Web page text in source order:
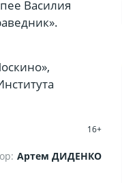
Василия
16+
Артем ДИДЕНКО